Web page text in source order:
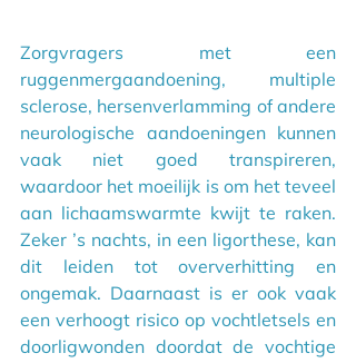
Zorgvragers met een
ruggenmergaandoening, multiple
sclerose, hersenverlamming of andere
neurologische aandoeningen kunnen
vaak niet goed transpireren,
waardoor het moeilijk is om het teveel
aan lichaamswarmte kwijt te raken.
Zeker ’s nachts, in een ligorthese, kan
dit leiden tot oververhitting en
ongemak. Daarnaast is er ook vaak
een verhoogt risico op vochtletsels en
doorligwonden doordat de vochtige